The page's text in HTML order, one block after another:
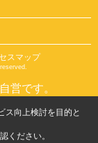
スマップ
営です。
ス向上検討を目的と
ください。